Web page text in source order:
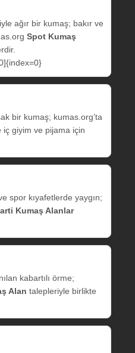
ağır bir kumaş; bakır ve
Spot Kumaş
bir kumaş; kumas.org’ta
giyim ve pijama için
spor kıyafetlerde yaygın;
Kumaş Alanlar
kabartılı örme;
Alan talepleriyle birlikte